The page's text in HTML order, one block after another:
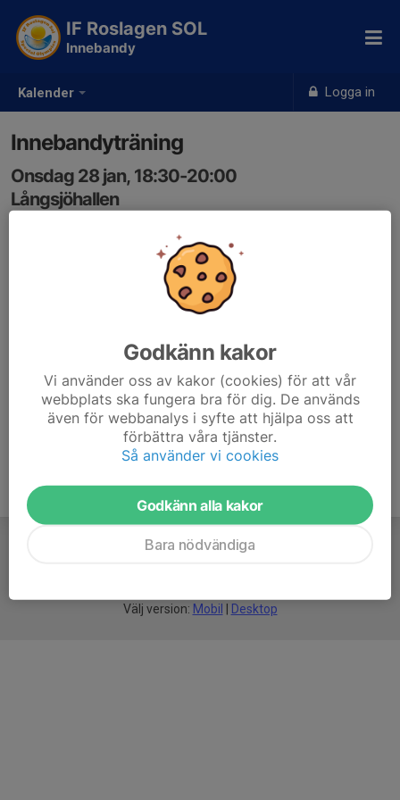
Kalender Logga in
IF Roslagen SOL
Innebandy
Innebandyträning
Onsdag 28 jan, 18:30-20:00
Långsjöhallen
Välj version: Mobil Desktop
Godkänn kakor
Vi använder oss av kakor (cookies) för att vår
webbplats ska fungera bra för dig. De används
även för webbanalys i syfte att hjälpa oss att
förbättra våra tjänster.
Så använder vi cookies
Godkänn alla kakor
Bara nödvändiga